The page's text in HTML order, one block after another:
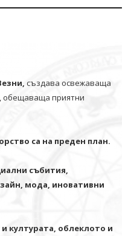
създава освежаваща
обещаваща приятни
са на преден план.
събития,
мода, иновативни
културата, облеклото и